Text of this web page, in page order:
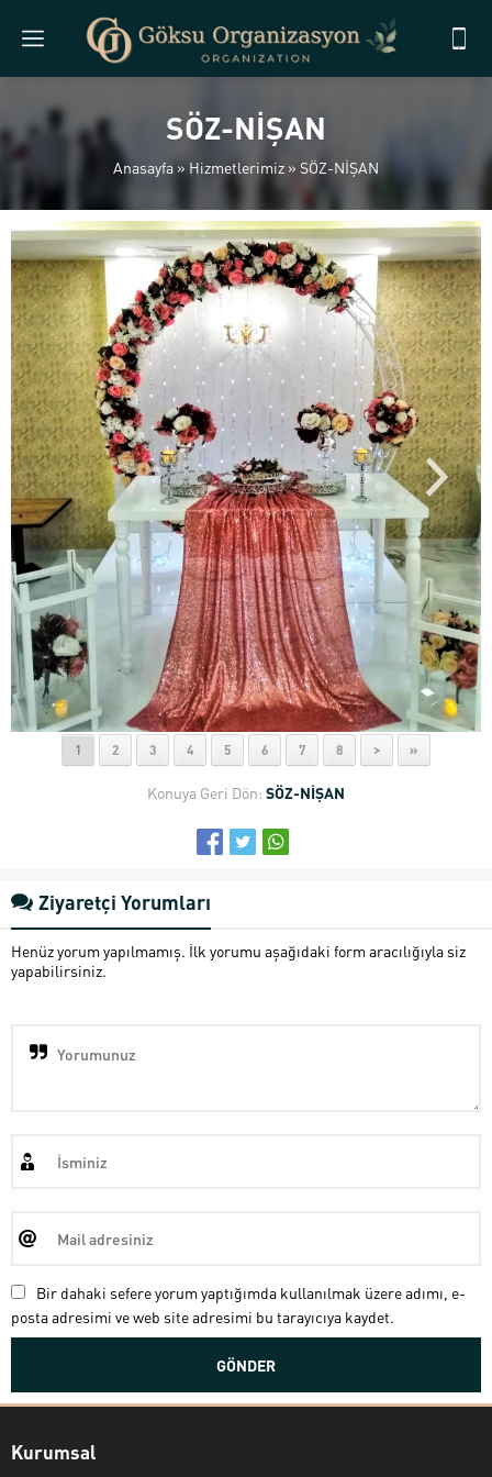
SÖZ-NİŞAN
Anasayfa »Hizmetlerimiz » SÖZ-NİŞAN
1 2 3 4 5 6 7 8 > »
Konuya Geri Dön: SÖZ-NİŞAN
Ziyaretçi Yorumları
Henüz yorum yapılmamış. İlk yorumu aşağıdaki form aracılığıyla siz
yapabilirsiniz.
Bir dahaki sefere yorum yaptığımda kullanılmak üzere adımı, e-
posta adresimi ve web site adresimi bu tarayıcıya kaydet.
Kurumsal